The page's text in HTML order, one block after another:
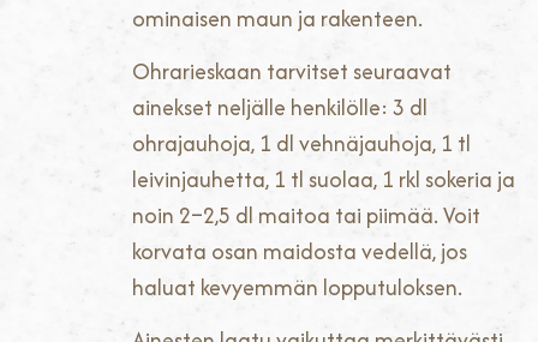
ominaisen maun ja rakenteen.
Ohrarieskaan tarvitset seuraavat
ainekset neljälle henkilölle: 3 dl
ohrajauhoja, 1 dl vehnäjauhoja, 1 tl
leivinjauhetta, 1 tl suolaa, 1 rkl sokeria ja
noin 2–2,5 dl maitoa tai piimää. Voit
korvata osan maidosta vedellä, jos
haluat kevyemmän lopputuloksen.